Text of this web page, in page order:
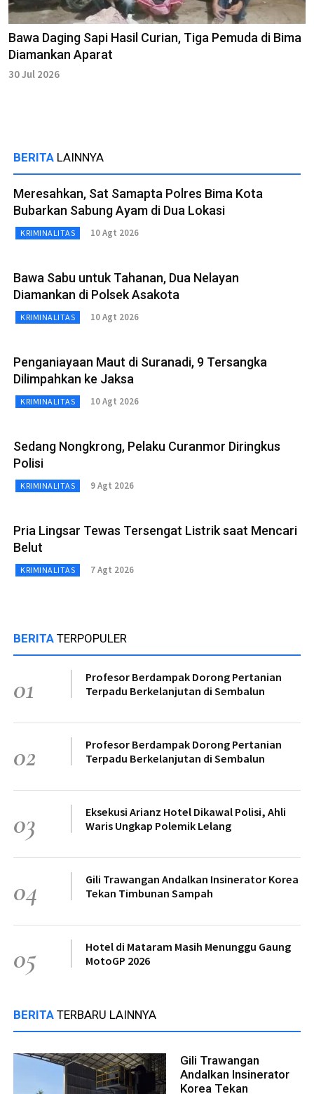
Bawa Daging Sapi Hasil Curian, Tiga Pemuda di Bima
Diamankan Aparat
30 Jul 2026
BERITA LAINNYA
Meresahkan, Sat Samapta Polres Bima Kota
Bubarkan Sabung Ayam di Dua Lokasi
KRIMINALITAS 10 Agt 2026
Bawa Sabu untuk Tahanan, Dua Nelayan
Diamankan di Polsek Asakota
KRIMINALITAS 10 Agt 2026
Penganiayaan Maut di Suranadi, 9 Tersangka
Dilimpahkan ke Jaksa
KRIMINALITAS 10 Agt 2026
Sedang Nongkrong, Pelaku Curanmor Diringkus
Polisi
KRIMINALITAS 9 Agt 2026
Pria Lingsar Tewas Tersengat Listrik saat Mencari
Belut
KRIMINALITAS 7 Agt 2026
BERITA TERPOPULER
01
Profesor Berdampak Dorong Pertanian
Terpadu Berkelanjutan di Sembalun
02
Profesor Berdampak Dorong Pertanian
Terpadu Berkelanjutan di Sembalun
03
Eksekusi Arianz Hotel Dikawal Polisi, Ahli
Waris Ungkap Polemik Lelang
04
Gili Trawangan Andalkan Insinerator Korea
Tekan Timbunan Sampah
05
Hotel di Mataram Masih Menunggu Gaung
MotoGP 2026
BERITA TERBARU LAINNYA
Gili Trawangan
Andalkan Insinerator
Korea Tekan